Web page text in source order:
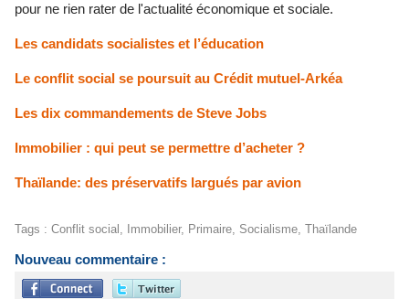
pour ne rien rater de l'actualité économique et sociale.
Les candidats socialistes et l’éducation
Le conflit social se poursuit au Crédit mutuel-Arkéa
Les dix commandements de Steve Jobs
Immobilier : qui peut se permettre d’acheter ?
Thaïlande: des préservatifs largués par avion
Tags : Conflit social , Immobilier, Primaire, Socialisme, Thaïlande
Nouveau commentaire :